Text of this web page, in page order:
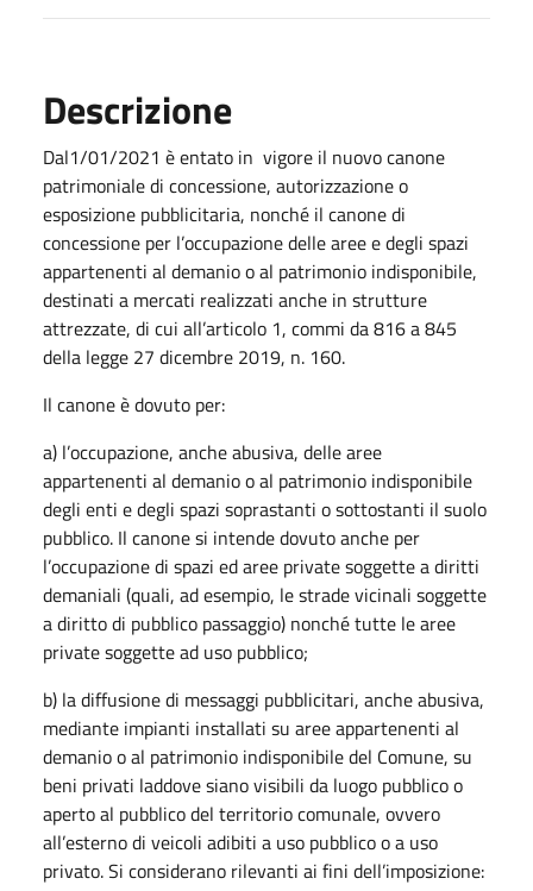
Descrizione
Dal1/01/2021 è entato in vigore il nuovo canone
patrimoniale di concessione, autorizzazione o
esposizione pubblicitaria, nonché il canone di
concessione per l’occupazione delle aree e degli spazi
appartenenti al demanio o al patrimonio indisponibile,
destinati a mercati realizzati anche in strutture
attrezzate, di cui all’articolo 1, commi da 816 a 845
della legge 27 dicembre 2019, n. 160.
Il canone è dovuto per:
a) l’occupazione, anche abusiva, delle aree
appartenenti al demanio o al patrimonio indisponibile
degli enti e degli spazi soprastanti o sottostanti il suolo
pubblico. Il canone si intende dovuto anche per
l’occupazione di spazi ed aree private soggette a diritti
demaniali (quali, ad esempio, le strade vicinali soggette
a diritto di pubblico passaggio) nonché tutte le aree
private soggette ad uso pubblico;
b) la diffusione di messaggi pubblicitari, anche abusiva,
mediante impianti installati su aree appartenenti al
demanio o al patrimonio indisponibile del Comune, su
beni privati laddove siano visibili da luogo pubblico o
aperto al pubblico del territorio comunale, ovvero
all’esterno di veicoli adibiti a uso pubblico o a uso
privato. Si considerano rilevanti ai fini dell’imposizione: